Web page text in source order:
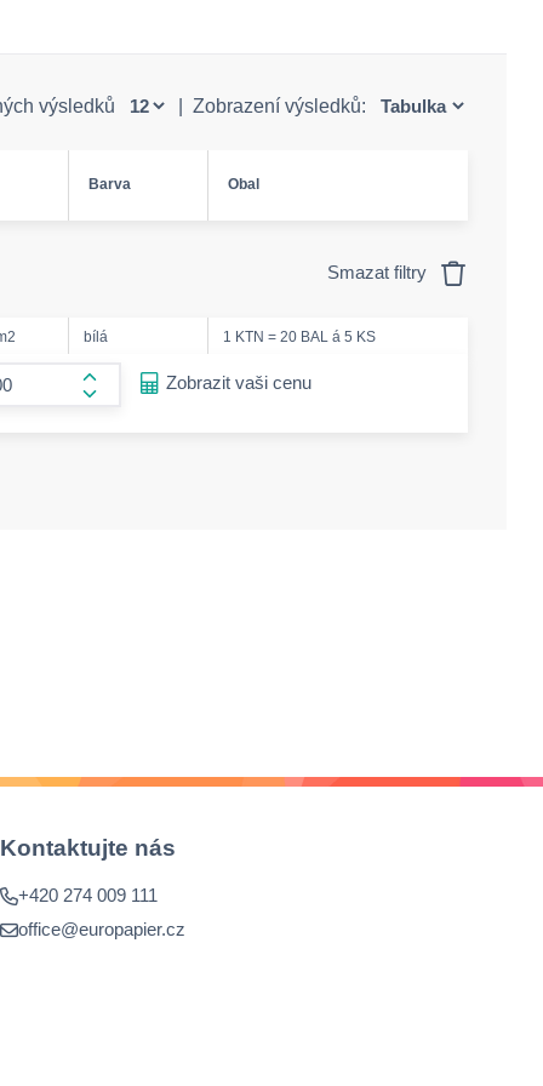
výsledků Zobrazení výsledků:
Barva Obal
Smazat filtry
bílá 1 KTN = 20 BAL á 5 KS
form.increase-amount
Zobrazit vaši cenu
Kontaktujte nás
+420 274 009 111
office@europapier.cz